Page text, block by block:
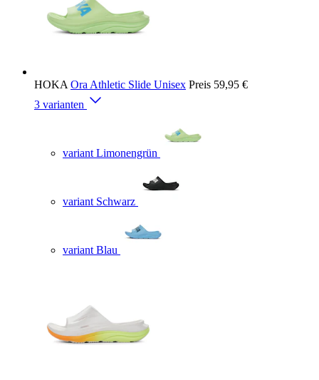
HOKA Ora Athletic Slide Unisex Preis 59,95 €
3 varianten
variant Limonengrün
variant Schwarz
variant Blau